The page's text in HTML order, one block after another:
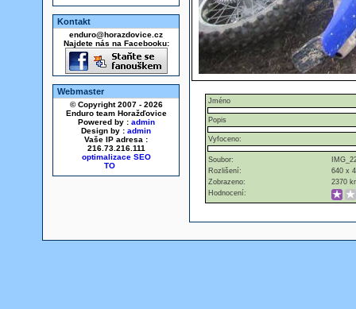
Kontakt
enduro@horazdovice.cz
Najdete nás na Facebooku:
Webmaster
© Copyright 2007 - 2026
Enduro team Horažďovice
Powered by : admin
Design by : admin
Vaše IP adresa :
216.73.216.111
optimalizace SEO
Jméno
Popis
Vyfoceno:
Soubor:
Rozlišení:
640 x
Zobrazeno:
2370
Hodnocení: